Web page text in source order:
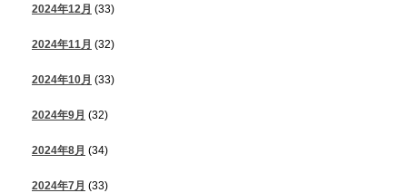
2024年12月 (33)
2024年11月 (32)
2024年10月 (33)
2024年9月 (32)
2024年8月 (34)
2024年7月 (33)